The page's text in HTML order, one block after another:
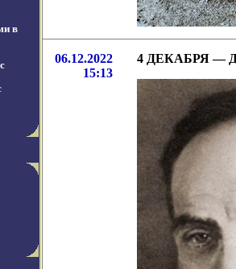
в
06.12.2022
15:13
4 ДЕКАБРЯ —